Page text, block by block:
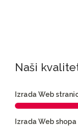
Naši
Izrada Web
Izrada Web shopa